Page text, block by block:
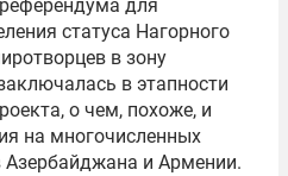
для
статуса Нагорного
в зону
в этапности
о чем, похоже, и
на многочисленных
и Армении.